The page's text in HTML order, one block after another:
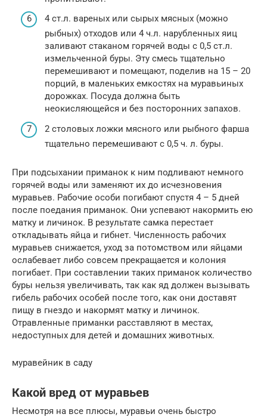
4 ст.л. вареных или сырых мясных (можно
рыбных) отходов или 4 ч.л. нарубленных яиц
заливают стаканом горячей воды с 0,5 ст.л.
измельченной буры. Эту смесь тщательно
перемешивают и помещают, поделив на 15 – 20
порций, в маленьких емкостях на муравьиных
дорожках. Посуда должна быть
неокисляющейся и без посторонних запахов.
2 столовых ложки мясного или рыбного фарша
тщательно перемешивают с 0,5 ч. л. буры.
При подсыхании приманок к ним подливают немного
горячей воды или заменяют их до исчезновения
муравьев. Рабочие особи погибают спустя 4 – 5 дней
после поедания приманок. Они успевают накормить ею
матку и личинок. В результате самка перестает
откладывать яйца и гибнет. Численность рабочих
муравьев снижается, уход за потомством или яйцами
ослабевает либо совсем прекращается и колония
погибает. При составлении таких приманок количество
буры нельзя увеличивать, так как яд должен вызывать
гибель рабочих особей после того, как они доставят
пищу в гнездо и накормят матку и личинок.
Отравленные приманки расставляют в местах,
недоступных для детей и домашних животных.
муравейник в саду
Какой вред от муравьев
Несмотря на все плюсы, муравьи очень быстро